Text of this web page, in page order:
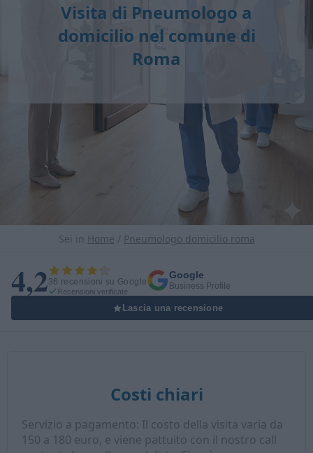
Visita di Pneumologo a
domicilio nel comune di
Roma
Sei in Home / Pneumologo domicilio roma
4,236 recensioni su Google
Recensioni verificate
Google
Business Profile
Lascia una recensione
Costi chiari
Servizio a pagamento: Il costo della visita varia da
150 a 180 euro, e viene pattuito con il nostro call